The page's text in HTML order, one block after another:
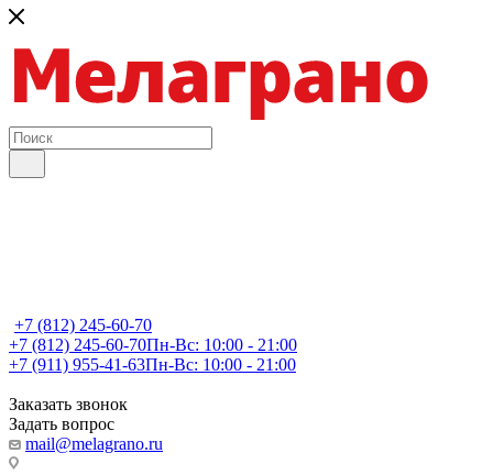
+7 (812) 245-60-70
+7 (812) 245-60-70Пн-Вс: 10:00 - 21:00
+7 (911) 955-41-63Пн-Вс: 10:00 - 21:00
Заказать звонок
Задать вопрос
mail@melagrano.ru